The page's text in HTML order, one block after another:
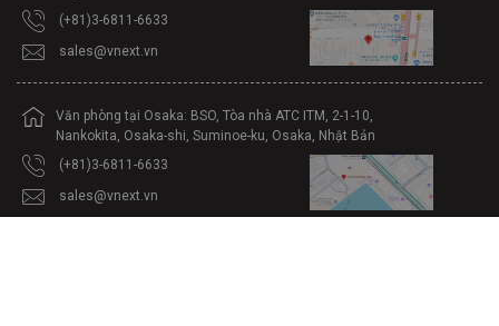
(+81)3-6811-6633
sales@vnext.vn
Văn phòng tại Osaka: BSO, Tòa nhà ATC ITM, 2-1-10,
Nankokita, Osaka-shi, Suminoe-ku, Osaka, Nhật Bản
(+81)3-6811-6633
sales@vnext.vn